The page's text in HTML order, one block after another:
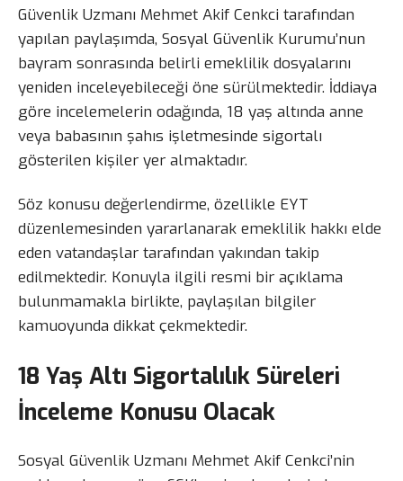
Güvenlik Uzmanı Mehmet Akif Cenkci tarafından
yapılan paylaşımda, Sosyal Güvenlik Kurumu’nun
bayram sonrasında belirli emeklilik dosyalarını
yeniden inceleyebileceği öne sürülmektedir. İddiaya
göre incelemelerin odağında, 18 yaş altında anne
veya babasının şahıs işletmesinde sigortalı
gösterilen kişiler yer almaktadır.
Söz konusu değerlendirme, özellikle EYT
düzenlemesinden yararlanarak emeklilik hakkı elde
eden vatandaşlar tarafından yakından takip
edilmektedir. Konuyla ilgili resmi bir açıklama
bulunmamakla birlikte, paylaşılan bilgiler
kamuoyunda dikkat çekmektedir.
18 Yaş Altı Sigortalılık Süreleri
İnceleme Konusu Olacak
Sosyal Güvenlik Uzmanı Mehmet Akif Cenkci’nin